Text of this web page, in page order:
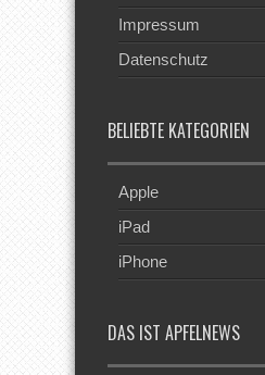
Impressum
Datenschutz
BELIEBTE KATEGORIEN
Apple
iPad
iPhone
DAS IST APFELNEWS